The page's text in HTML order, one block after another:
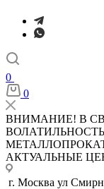
0
0
ВНИМАНИЕ! В
АКТУАЛЬНЫЕ
г. Москва ул